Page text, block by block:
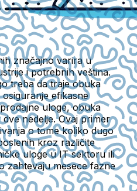
značajno varira u
i potrebnih veština.
treba da traje obuka
efikasne
uloge, obuka
nedelje. Ovaj primer
o tome koliko dugo
kroz različite
uloge u IT sektoru ili
zahtevaju mesece fazne